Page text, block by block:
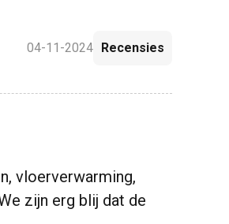
04-11-2024 Recensies
vloerverwarming,
zijn erg blij dat de